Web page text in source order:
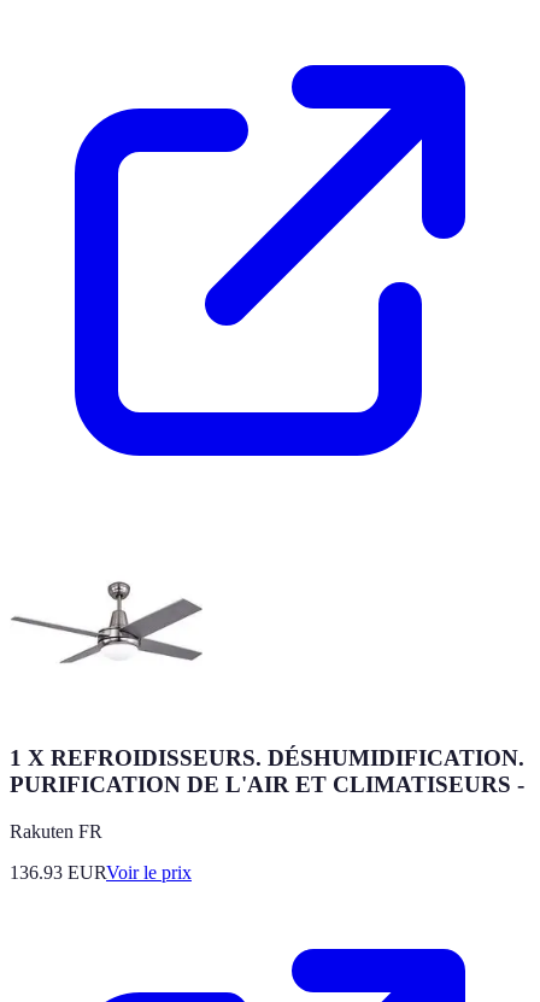
1 X REFROIDISSEURS. DÉSHUMIDIFICATION.
PURIFICATION DE L'AIR ET CLIMATISEURS -
Rakuten FR
136.93 EURVoir le prix